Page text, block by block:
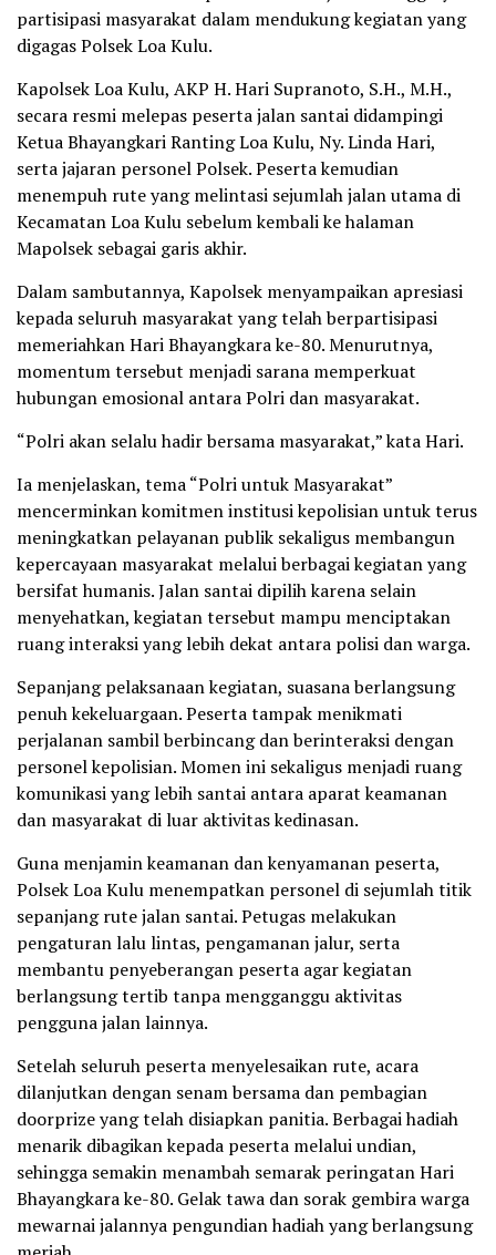
partisipasi masyarakat dalam mendukung kegiatan yang
digagas Polsek Loa Kulu.
Kapolsek Loa Kulu, AKP H. Hari Supranoto, S.H., M.H.,
secara resmi melepas peserta jalan santai didampingi
Ketua Bhayangkari Ranting Loa Kulu, Ny. Linda Hari,
serta jajaran personel Polsek. Peserta kemudian
menempuh rute yang melintasi sejumlah jalan utama di
Kecamatan Loa Kulu sebelum kembali ke halaman
Mapolsek sebagai garis akhir.
Dalam sambutannya, Kapolsek menyampaikan apresiasi
kepada seluruh masyarakat yang telah berpartisipasi
memeriahkan Hari Bhayangkara ke-80. Menurutnya,
momentum tersebut menjadi sarana memperkuat
hubungan emosional antara Polri dan masyarakat.
“Polri akan selalu hadir bersama masyarakat,” kata Hari.
Ia menjelaskan, tema “Polri untuk Masyarakat”
mencerminkan komitmen institusi kepolisian untuk terus
meningkatkan pelayanan publik sekaligus membangun
kepercayaan masyarakat melalui berbagai kegiatan yang
bersifat humanis. Jalan santai dipilih karena selain
menyehatkan, kegiatan tersebut mampu menciptakan
ruang interaksi yang lebih dekat antara polisi dan warga.
Sepanjang pelaksanaan kegiatan, suasana berlangsung
penuh kekeluargaan. Peserta tampak menikmati
perjalanan sambil berbincang dan berinteraksi dengan
personel kepolisian. Momen ini sekaligus menjadi ruang
komunikasi yang lebih santai antara aparat keamanan
dan masyarakat di luar aktivitas kedinasan.
Guna menjamin keamanan dan kenyamanan peserta,
Polsek Loa Kulu menempatkan personel di sejumlah titik
sepanjang rute jalan santai. Petugas melakukan
pengaturan lalu lintas, pengamanan jalur, serta
membantu penyeberangan peserta agar kegiatan
berlangsung tertib tanpa mengganggu aktivitas
pengguna jalan lainnya.
Setelah seluruh peserta menyelesaikan rute, acara
dilanjutkan dengan senam bersama dan pembagian
doorprize yang telah disiapkan panitia. Berbagai hadiah
menarik dibagikan kepada peserta melalui undian,
sehingga semakin menambah semarak peringatan Hari
Bhayangkara ke-80. Gelak tawa dan sorak gembira warga
mewarnai jalannya pengundian hadiah yang berlangsung